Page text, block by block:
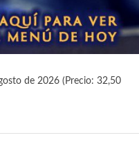
de 2026 (Precio: 32,50